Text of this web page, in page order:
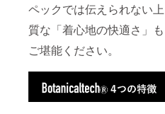
ペックでは伝えられない上
質な「着心地の快適さ」も
ご堪能ください。